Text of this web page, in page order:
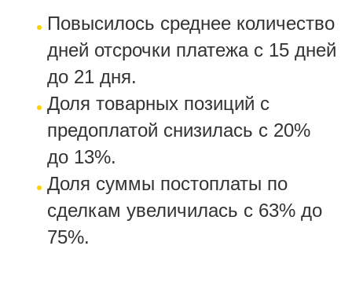
Повысилось среднее количество
дней отсрочки платежа с 15 дней
до 21 дня.
Доля товарных позиций с
предоплатой снизилась с 20%
до 13%.
Доля суммы постоплаты по
сделкам увеличилась с 63% до
75%.